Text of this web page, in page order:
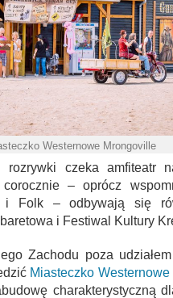
Westernowe Mrongoville
rozrywki czeka amfiteatr
– oprócz
i Folk – odbywają się
i Festiwal Kultury
Zachodu poza
Miasteczko
charakterystyczną